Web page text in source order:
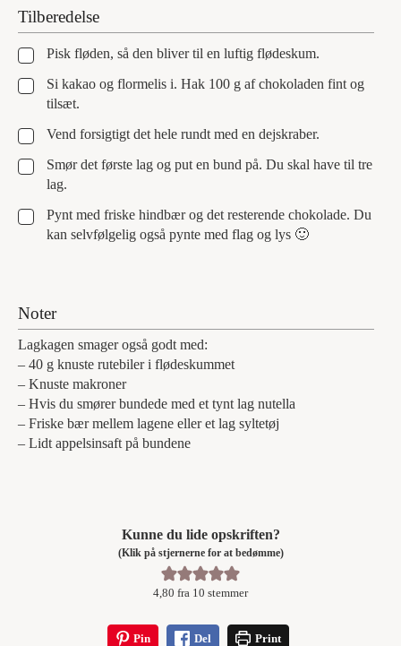
Tilberedelse
▢
Pisk fløden, så den bliver til en luftig flødeskum.
▢
Si kakao og flormelis i. Hak 100 g af chokoladen fint og
tilsæt.
▢
Vend forsigtigt det hele rundt med en dejskraber.
▢
Smør det første lag og put en bund på. Du skal have til tre
lag.
▢
Pynt med friske hindbær og det resterende chokolade. Du
kan selvfølgelig også pynte med flag og lys 🙂
Noter
Lagkagen smager også godt med:
– 40 g knuste rutebiler i flødeskummet
– Knuste makroner
– Hvis du smører bundede med et tynt lag nutella
– Friske bær mellem lagene eller et lag syltetøj
– Lidt appelsinsaft på bundene
Kunne du lide opskriften?
(Klik på stjernerne for at bedømme)
4,80 fra 10 stemmer
Pin Del Print